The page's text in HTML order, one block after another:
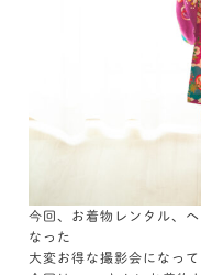
今回、お着物レンタル、
なった
大変お得な撮影会になって